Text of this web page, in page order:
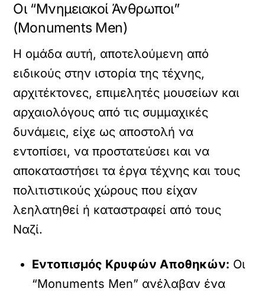
Οι “Μνημειακοί Άνθρωποι”
(Monuments Men)
Η ομάδα αυτή, αποτελούμενη από
ειδικούς στην ιστορία της τέχνης,
αρχιτέκτονες, επιμελητές μουσείων και
αρχαιολόγους από τις συμμαχικές
δυνάμεις, είχε ως αποστολή να
εντοπίσει, να προστατεύσει και να
αποκαταστήσει τα έργα τέχνης και τους
πολιτιστικούς χώρους που είχαν
λεηλατηθεί ή καταστραφεί από τους
Ναζί.
Εντοπισμός Κρυφών Αποθηκών: Οι
“Monuments Men” ανέλαβαν ένα